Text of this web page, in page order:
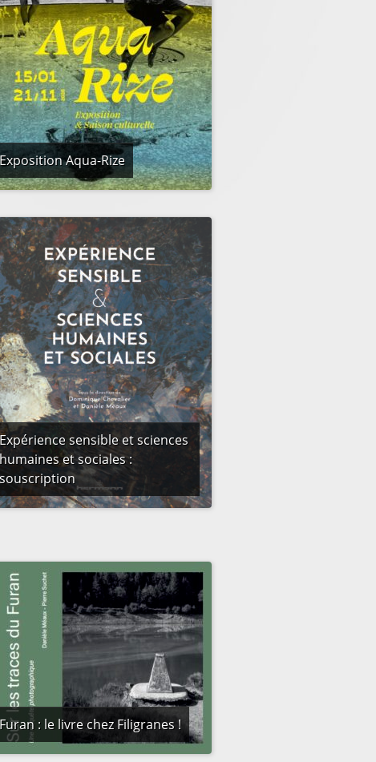
Exposition Aqua-Rize
Expérience sensible et sciences
humaines et sociales :
souscription
Furan : le livre chez Filigranes !